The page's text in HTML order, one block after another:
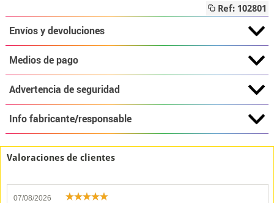
Ref: 102801
Envíos y devoluciones
Medios de pago
Advertencia de seguridad
Info fabricante/responsable
Valoraciones de clientes
07/08/2026